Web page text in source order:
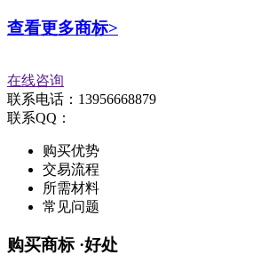
查看更多商标>
在线咨询
联系电话：13956668879
联系QQ：
购买优势
交易流程
所需材料
常见问题
购买商标 ·好处